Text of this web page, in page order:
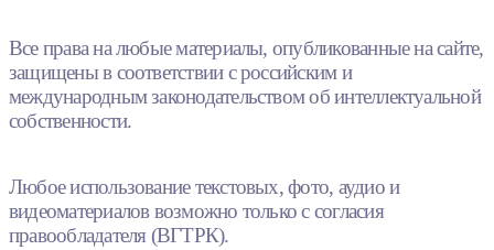
Все права на любые материалы, опубликованные на сайте,
защищены в соответствии с российским и
международным законодательством об интеллектуальной
собственности.
Любое использование текстовых, фото, аудио и
видеоматериалов возможно только с согласия
правообладателя (ВГТРК).